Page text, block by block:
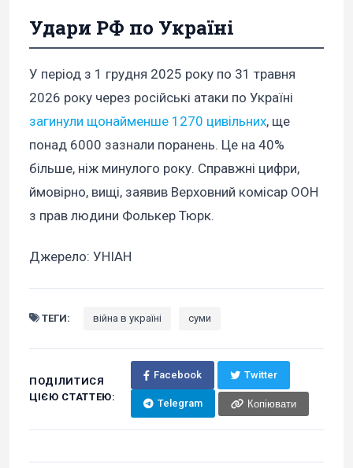
Удари РФ по Україні
У період з 1 грудня 2025 року по 31 травня
2026 року через російські атаки по Україні
загинули щонайменше 1270 цивільних, ще
понад 6000 зазнали поранень. Це на 40%
більше, ніж минулого року. Справжні цифри,
ймовірно, вищі, заявив Верховний комісар ООН
з прав людини Фолькер Тюрк.
Джерело: УНІАН
ТЕГИ: війна в україні суми
ПОДІЛИТИСЯ
ЦІЄЮ СТАТТЕЮ:
Facebook Twitter
Telegram Копіювати